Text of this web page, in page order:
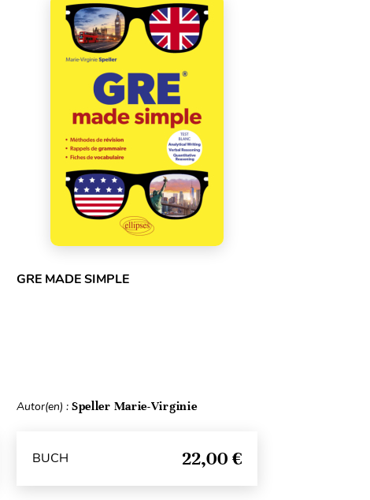
GRE MADE SIMPLE
Autor(en) : Speller Marie-Virginie
BUCH 22,00 €